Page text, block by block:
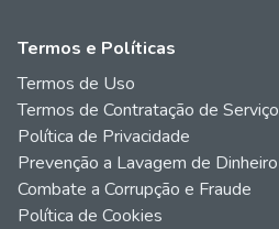
Termos e Políticas
Termos de Uso
Termos de Contratação de Serviço
Política de Privacidade
Prevenção a Lavagem de Dinheiro
Combate a Corrupção e Fraude
Política de Cookies